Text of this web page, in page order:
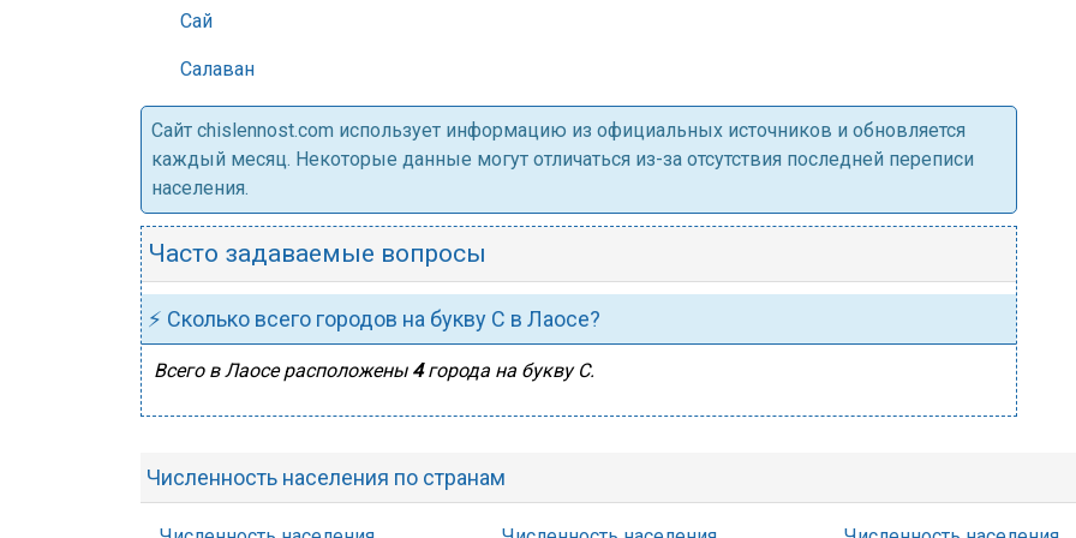
Сай
Салаван
Cайт chislennost.com использует информацию из официальных источников и обновляется
каждый месяц. Некоторые данные могут отличаться из-за отсутствия последней переписи
населения.
Часто задаваемые вопросы
⚡ Сколько всего городов на букву С в Лаосе?
Всего в Лаосе расположены 4города на букву С.
Численность населения по странам